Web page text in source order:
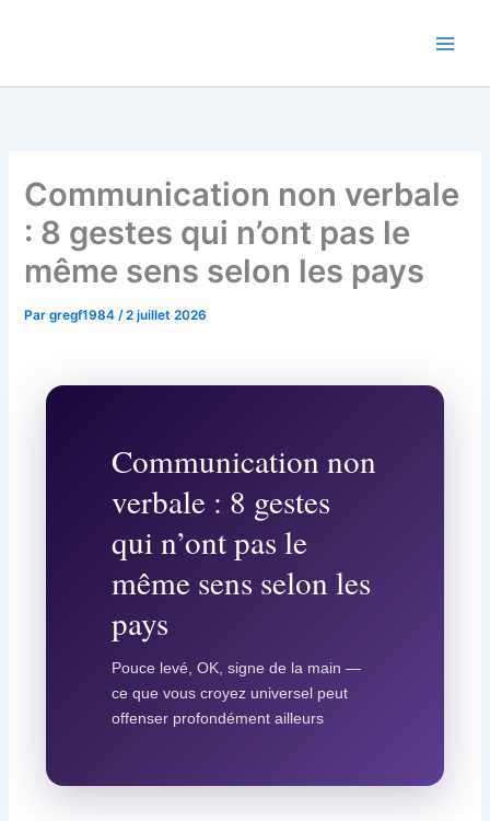
Communication non verbale
: 8 gestes qui n’ont pas le
même sens selon les pays
Pargregf1984/2 juillet 2026
Communication non
verbale : 8 gestes
qui n’ont pas le
même sens selon les
pays
Pouce levé, OK, signe de la main —
ce que vous croyez universel peut
offenser profondément ailleurs